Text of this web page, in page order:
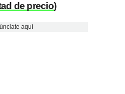
de precio)
aquí